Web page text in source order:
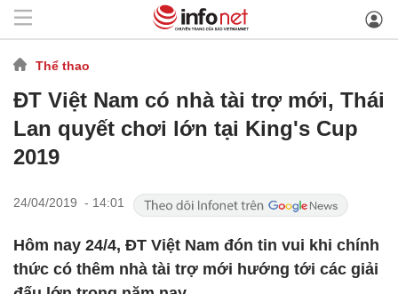
Thể thao
ĐT Việt Nam có nhà tài trợ mới, Thái
Lan quyết chơi lớn tại King's Cup
2019
24/04/2019 - 14:01
Hôm nay 24/4, ĐT Việt Nam đón tin vui khi chính
thức có thêm nhà tài trợ mới hướng tới các giải